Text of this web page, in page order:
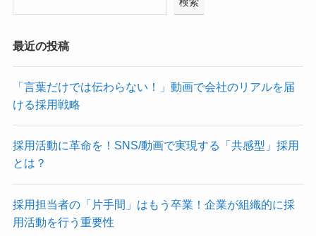
最近の投稿
「言葉だけでは伝わらない！」動画で会社のリアルを届
ける採用戦略
採用活動に革命を！SNS/動画で実現する「共感型」採用
とは？
採用担当者の「片手間」はもう卒業！企業が組織的に採
用活動を行う重要性